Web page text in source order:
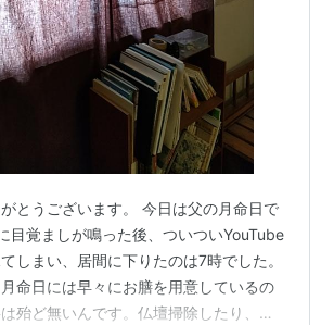
とうございます。 今日は父の月命日で
目覚ましが鳴った後、ついついYouTube
しまい、居間に下りたのは7時でした。
命日には早々にお膳を用意しているの
殆ど無いんです。仏壇掃除したり、座